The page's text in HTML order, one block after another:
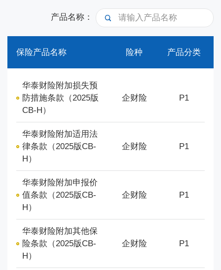
产品名称：
保险产品名称 险种 产品分类
华泰财险附加损失预
防措施条款（2025版
CB-H）
企财险 P1
华泰财险附加适用法
律条款（2025版CB-
H）
企财险 P1
华泰财险附加申报价
值条款（2025版CB-
H）
企财险 P1
华泰财险附加其他保
险条款（2025版CB-
H）
企财险 P1